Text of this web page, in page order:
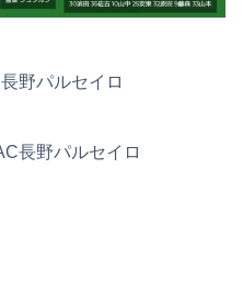
パルセイロ
野パルセイロ